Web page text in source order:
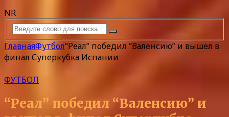
NR
ГлавнаяФутбол“Реал” победил “Валенсию” и вышел в
финал Суперкубка Испании
ФУТБОЛ
“Реал” победил “Валенсию” и